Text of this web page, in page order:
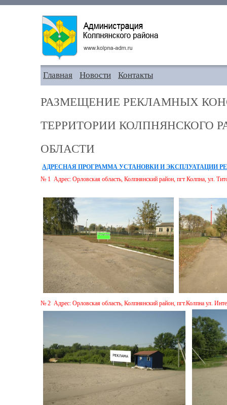
Главная Новости Контакты
РАЗМЕЩЕНИЕ РЕКЛАМНЫХ
ТЕРРИТОРИИ КОЛПНЯНСКОГО
ОБЛАСТИ
АДРЕСНАЯ ПРОГРАММА УСТАНОВКИ И ЭКСПЛУАТАЦИИ
№ 1 Адрес: Орловская область, Колпнянский район, пгт Колпна, ул.
№ 2 Адрес: Орловская область, Колпнянский район, пгт.Колпна ул.